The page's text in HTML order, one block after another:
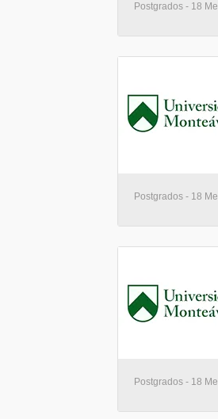
Postgrados - 18
Postgrados - 18
Postgrados - 18